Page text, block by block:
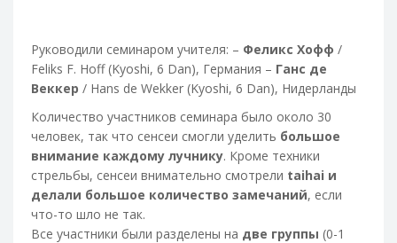
Руководили семинаром учителя: – Феликс Хофф /
Feliks F. Hoff (Kyoshi, 6 Dan), Германия – Ганс де
Веккер / Hans de Wekker (Kyoshi, 6 Dan), Нидерланды
Количество участников семинара было около 30
человек, так что сенсеи смогли уделить большое
внимание каждому лучнику. Кроме техники
стрельбы, сенсеи внимательно смотрели taihai и
делали большое количество замечаний, если
что-то шло не так.
Все участники были разделены на две группы (0-1